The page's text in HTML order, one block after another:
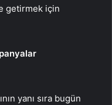
getirmek için
yanı sıra bugün